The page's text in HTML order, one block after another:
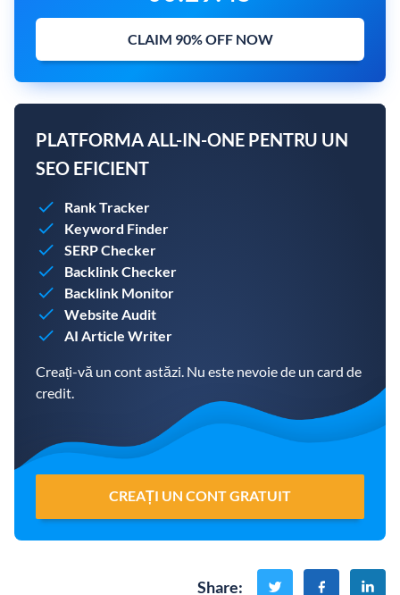
CLAIM 90% OFF NOW
PLATFORMA ALL-IN-ONE PENTRU UN
SEO EFICIENT
Rank Tracker
Keyword Finder
SERP Checker
Backlink Checker
Backlink Monitor
Website Audit
AI Article Writer
Creați-vă un cont astăzi. Nu este nevoie de un card de
credit.
CREAȚI UN CONT GRATUIT
Share: